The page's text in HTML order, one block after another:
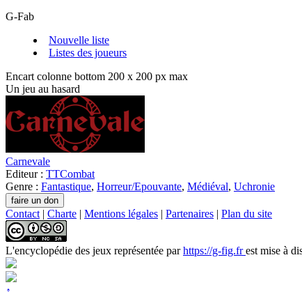
G-Fab
Nouvelle liste
Listes des joueurs
Encart colonne bottom 200 x 200 px max
Un jeu au hasard
Carnevale
Editeur : TTCombat
Genre : Fantastique, Horreur/Epouvante, Médiéval, Uchronie
Contact | Charte | Mentions légales | Partenaires | Plan du site
L'encyclopédie des jeux représentée parhttps://g-fig.frest mise à